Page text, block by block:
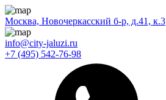
Москва, Новочеркасский б-р, д.41, к.3
info@city-jaluzi.ru
+7 (495) 542-76-98